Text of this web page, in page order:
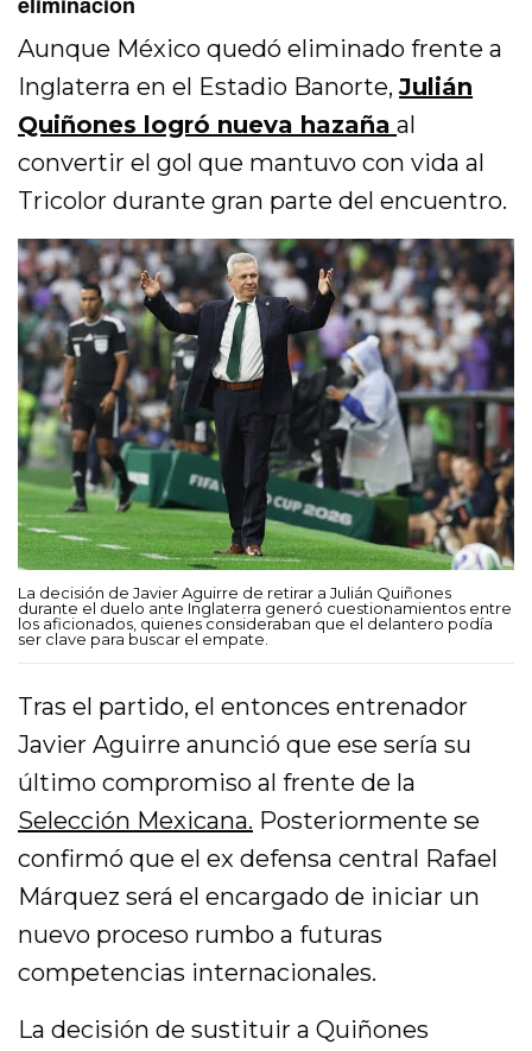
Aunque México quedó eliminado frente a
Inglaterra en el Estadio Banorte,Julián
Quiñones logró nueva hazaña al
convertir el gol que mantuvo con vida al
Tricolor durante gran parte del encuentro.
La decisión de Javier Aguirre de retirar a Julián Quiñones
durante el duelo ante Inglaterra generó cuestionamientos entre
los aficionados, quienes consideraban que el delantero podía
ser clave para buscar el empate.
Tras el partido, el entonces entrenador
Javier Aguirre anunció que ese sería su
último compromiso al frente de la
Selección Mexicana. Posteriormente se
confirmó que el ex defensa central Rafael
Márquez será el encargado de iniciar un
nuevo proceso rumbo a futuras
competencias internacionales.
La decisión de sustituir a Quiñones